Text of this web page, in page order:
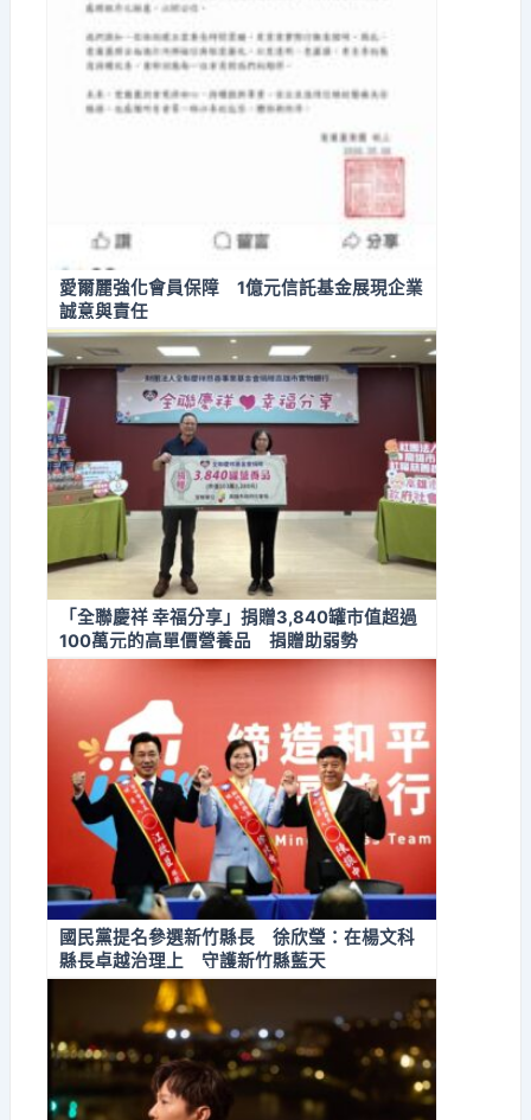
愛爾麗強化會員保障 1億元信託基金展現企業
誠意與責任
「全聯慶祥 幸福分享」捐贈3,840罐市值超過
100萬元的高單價營養品 捐贈助弱勢
國民黨提名參選新竹縣長 徐欣瑩：在楊文科
縣長卓越治理上 守護新竹縣藍天